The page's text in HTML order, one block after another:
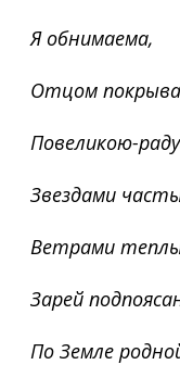
Я обнимаема,
Отцом
Повеликою-
Звездами
Ветрами
Зарей
По Земле